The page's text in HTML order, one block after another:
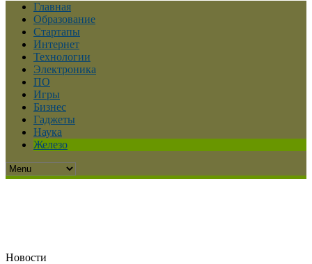
Главная
Образование
Стартапы
Интернет
Технологии
Электроника
ПО
Игры
Бизнес
Гаджеты
Наука
Железо
Новости